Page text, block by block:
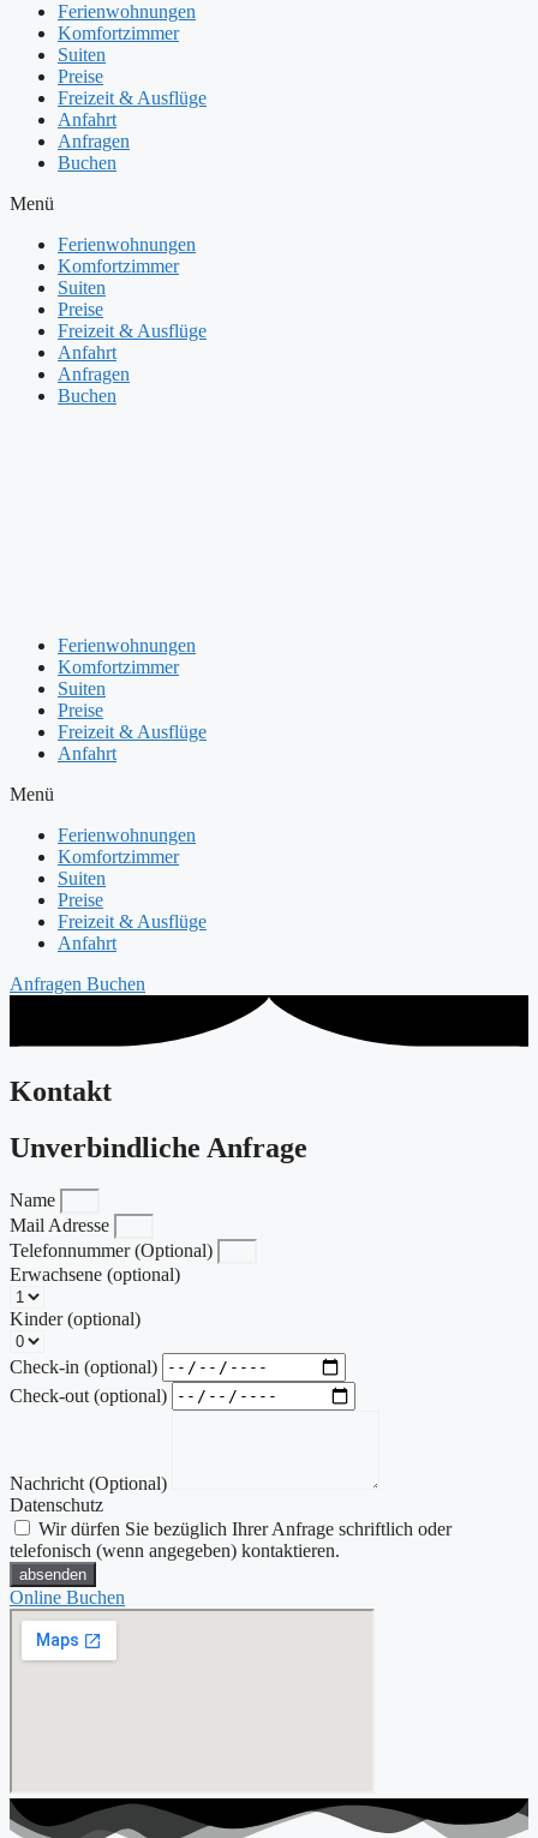
Ferienwohnungen
Komfortzimmer
Suiten
Preise
Freizeit & Ausflüge
Anfahrt
Anfragen
Buchen
Menü
Ferienwohnungen
Komfortzimmer
Suiten
Preise
Freizeit & Ausflüge
Anfahrt
Anfragen
Buchen
Ferienwohnungen
Komfortzimmer
Suiten
Preise
Freizeit & Ausflüge
Anfahrt
Menü
Ferienwohnungen
Komfortzimmer
Suiten
Preise
Freizeit & Ausflüge
Anfahrt
Anfragen Buchen
Kontakt
Unverbindliche Anfrage
Name
Mail Adresse
Telefonnummer (Optional)
Erwachsene (optional)
Kinder (optional)
Check-in (optional)
Check-out (optional)
Nachricht (Optional)
Datenschutz
Wir dürfen Sie bezüglich Ihrer Anfrage schriftlich oder
telefonisch (wenn angegeben) kontaktieren.
absenden
Online Buchen